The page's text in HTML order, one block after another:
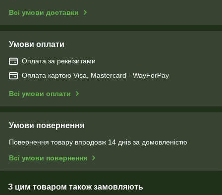
Всі умови доставки
Умови оплати
Оплата за реквізитами
Оплата картою Visa, Mastercard - WayForPay
Всі умови оплати
Умови повернення
Повернення товару впродовж 14 днів за домовленістю
Всі умови повернення
З цим товаром також замовляють